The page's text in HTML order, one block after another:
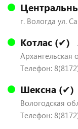
г. Вологда ул.
Котлас (✔)
Архангельская
Телефон:
Шексна (✔)
Вологодская
Телефон: